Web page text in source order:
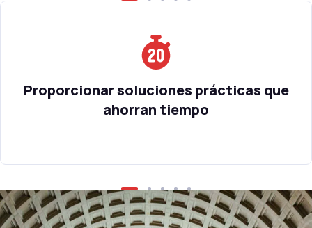
Proporcionar soluciones prácticas que
ahorran tiempo